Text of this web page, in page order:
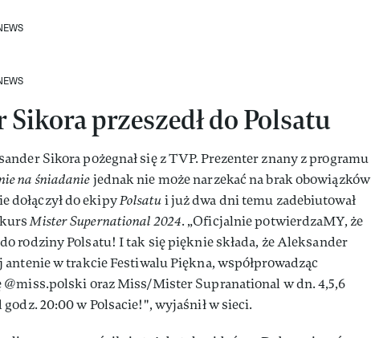
przeszedł do Polsatu
Sikora pożegnał się z TVP. Prezenter znany z programu
na śniadaniejednak nie może narzekać na brak obowiązków
dołączył do ekipyPolsatui już dwa dni temu zadebiutował
Mister Supernational 2024. „Oficjalnie potwierdzaMY, że
rodziny Polsatu! I tak się pięknie składa, że Aleksander
antenie w trakcie Festiwalu Piękna, współprowadząc
@miss.polski oraz Miss/Mister Supranational w dn. 4,5,6
20:00 w Polsacie!", wyjaśnił w sieci.